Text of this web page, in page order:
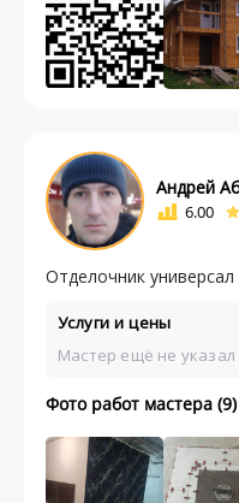
Андрей
6.00
Отделочник универсал
Услуги и цены
Мастер ещё не
Фото работ мастера (9)